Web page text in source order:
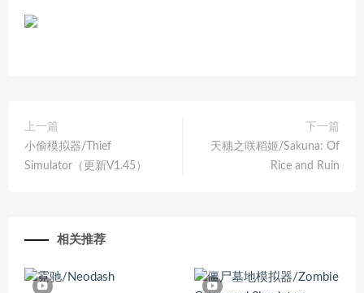
上一篇
小偷模拟器/Thief
Simulator（更新V1.45）
下一篇
天穗之咲稻姬/Sakuna: Of
Rice and Ruin
相关推荐